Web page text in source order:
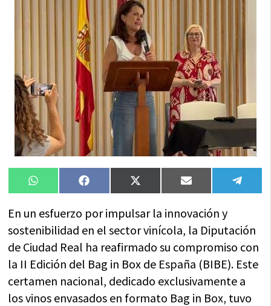
Compartir
en
WhatsAppCompartir
en
FacebookCompartir
en
X
(Twitter)
Compartir
en
Email
en
En un esfuerzo por impulsar la innovación y
sostenibilidad en el sector vinícola, la Diputación
de Ciudad Real ha reafirmado su compromiso con
la II Edición del Bag in Box de España (BIBE). Este
certamen nacional, dedicado exclusivamente a
los vinos envasados en formato Bag in Box, tuvo